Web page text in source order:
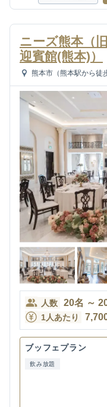
ニーズ熊本（
迎賓館(熊本)）
熊本市（熊本駅から徒
人数 20名 ～
1人あたり
ブッフェプラン
飲み放題